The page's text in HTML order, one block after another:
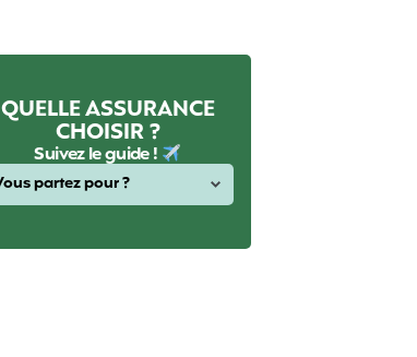
QUELLE ASSURANCE
CHOISIR ?
Suivez le guide !